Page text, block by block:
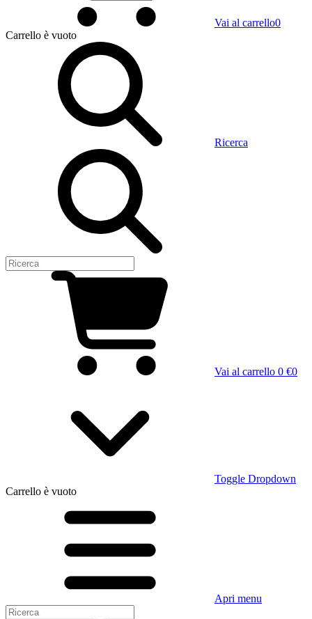
Vai al carrello0
Carrello è vuoto
Ricerca
Vai al carrello 0 €0
Toggle Dropdown
Carrello è vuoto
Apri menu